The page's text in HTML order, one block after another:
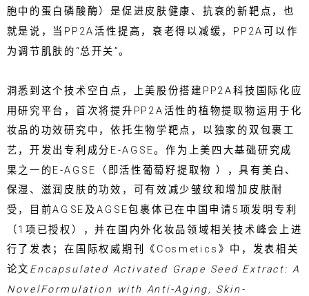
胞中的蛋白磷酸酶）是促进皮肤健康、抗衰的新靶点，也
就是说，当PP2A活性提高，衰老得以减缓，PP2A可以作
为调节肌肤的“总开关”。
洞悉到这个技术空白点，上美股份搭建PP2A科技国际化应
用研究平台，首次将提升PP2A活性的植物提取物运用于化
妆品的功效研究中，依托生物学靶点，以独家的双包裹工
艺，开发出专利成分E-AGSE。作为上美四大基础研究成
果之一的E-AGSE（即活性葡萄籽提取物 ），具有美白、
保湿、滋润皮肤的功效，可有效减少皱纹和增加皮肤耐
受，目前AGSE及AGSE包裹体已在中国申请5项发明专利
（1项已授权），并在国内外化妆品领域相关技术峰会上进
行了发表；在国际权威期刊《Cosmetics》中，发表相关
论文 Encapsulated Activated Grape Seed Extract: A
NovelFormulation with Anti-Aging, Skin-